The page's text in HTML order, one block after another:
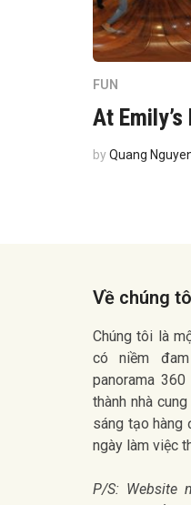
FUN
At
byQuang
Về chúng
Chúng tôi là
có niềm
panorama
thành nhà
sáng tạo hàng
ngày làm việc
P/S: Website